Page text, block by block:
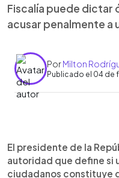
Fiscalía puede dictar
acusar penalmente a
PorMilton
Publicado el 04 de
► Escuchar
El presidente de la
autoridad que define si
ciudadanos constituye